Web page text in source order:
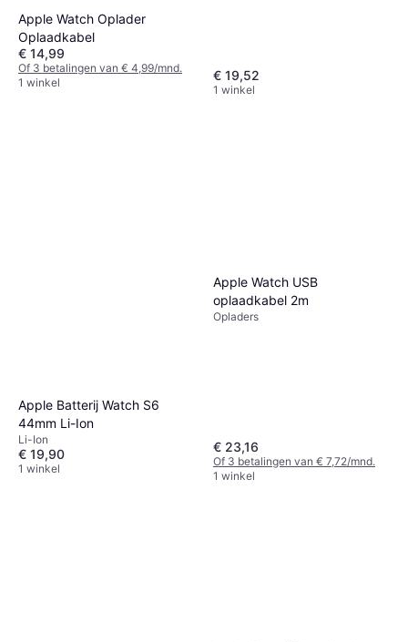
Apple Watch Oplader
Oplaadkabel
€ 14,99
Of 3 betalingen van € 4,99/mnd.
1 winkel
€ 19,52
1 winkel
Apple Batterij Watch S6
44mm Li-Ion
Li-Ion
€ 19,90
1 winkel
Apple Watch USB
oplaadkabel 2m
Opladers
€ 23,16
Of 3 betalingen van € 7,72/mnd.
1 winkel